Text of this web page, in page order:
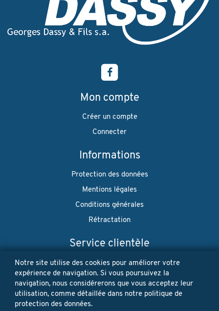
Mon compte
Créer un compte
Connecter
Informations
Protection des données
Mentions légales
Conditions générales
Rétractation
Service clientèle
Envoi
Newsletter
Notre site utilise des cookies pour améliorer votre
expérience de navigation. Si vous poursuivez la
navigation, nous considérerons que vous acceptez leur
utilisation, comme détaillée dans notre politique de
protection des données.